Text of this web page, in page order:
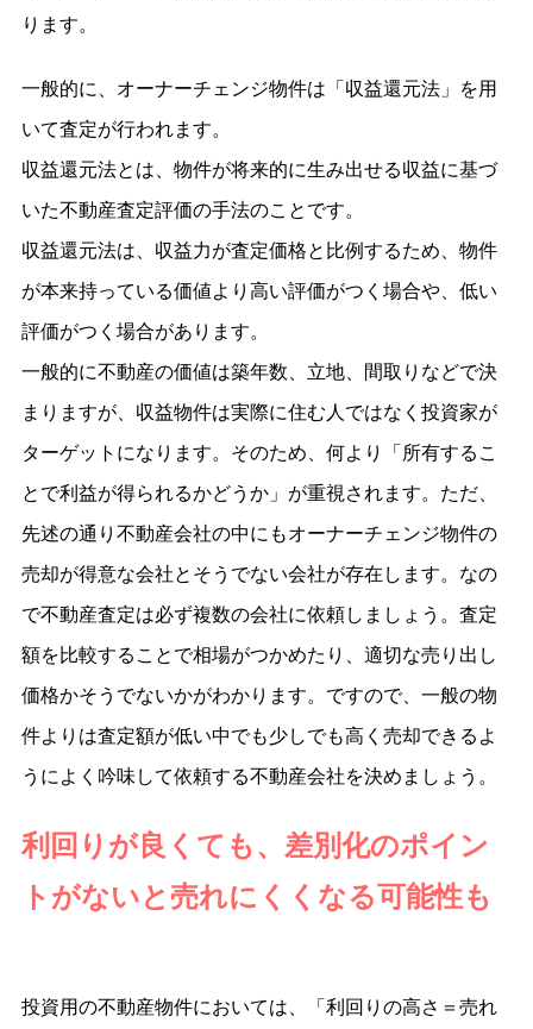
ります。
一般的に、オーナーチェンジ物件は「収益還元法」を用
いて査定が行われます。
収益還元法とは、物件が将来的に生み出せる収益に基づ
いた不動産査定評価の手法のことです。
収益還元法は、収益力が査定価格と比例するため、物件
が本来持っている価値より高い評価がつく場合や、低い
評価がつく場合があります。
一般的に不動産の価値は築年数、立地、間取りなどで決
まりますが、収益物件は実際に住む人ではなく投資家が
ターゲットになります。そのため、何より「所有するこ
とで利益が得られるかどうか」が重視されます。ただ、
先述の通り不動産会社の中にもオーナーチェンジ物件の
売却が得意な会社とそうでない会社が存在します。なの
で不動産査定は必ず複数の会社に依頼しましょう。査定
額を比較することで相場がつかめたり、適切な売り出し
価格かそうでないかがわかります。ですので、一般の物
件よりは査定額が低い中でも少しでも高く売却できるよ
うによく吟味して依頼する不動産会社を決めましょう。
利回りが良くても、差別化のポイン
トがないと売れにくくなる可能性も
投資用の不動産物件においては、「利回りの高さ＝売れ